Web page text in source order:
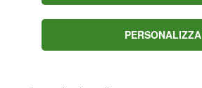
PERSONALIZZA